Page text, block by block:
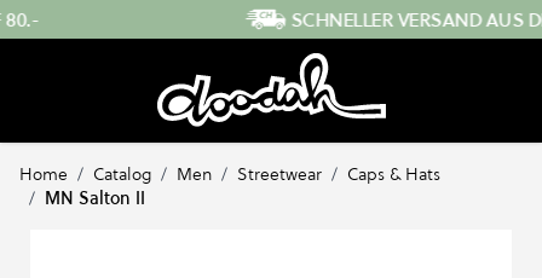
Direkt zum InhaltSCHNELLER VERSAND AUS DER SCHWEIZ
Home / Catalog / Men / Streetwear / Caps & Hats
/ MN Salton II